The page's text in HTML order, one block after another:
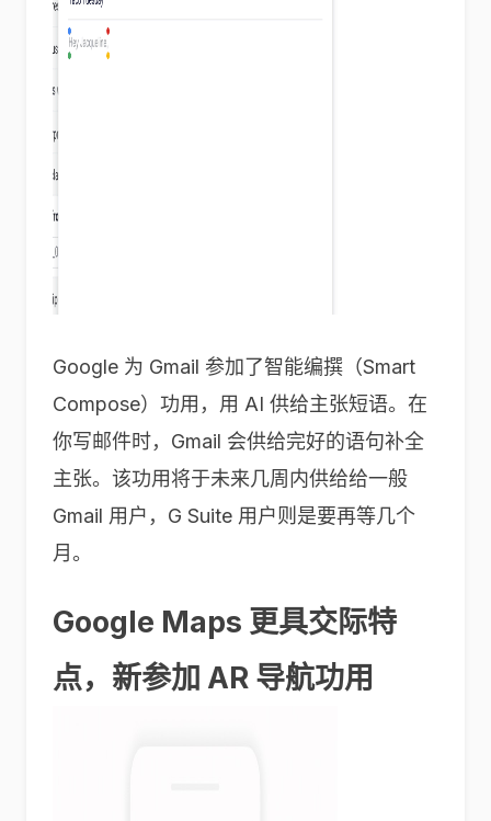
Google 为 Gmail 参加了智能编撰（Smart
Compose）功用，用 AI 供给主张短语。在
你写邮件时，Gmail 会供给完好的语句补全
主张。该功用将于未来几周内供给给一般
Gmail 用户，G Suite 用户则是要再等几个
月。
Google Maps 更具交际特
点，新参加 AR 导航功用